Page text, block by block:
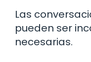
Las
pueden ser
necesarias.